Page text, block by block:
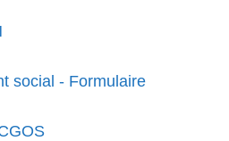
social - Formulaire